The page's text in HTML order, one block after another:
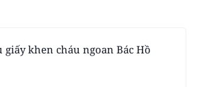
giấy khen cháu ngoan Bác Hồ